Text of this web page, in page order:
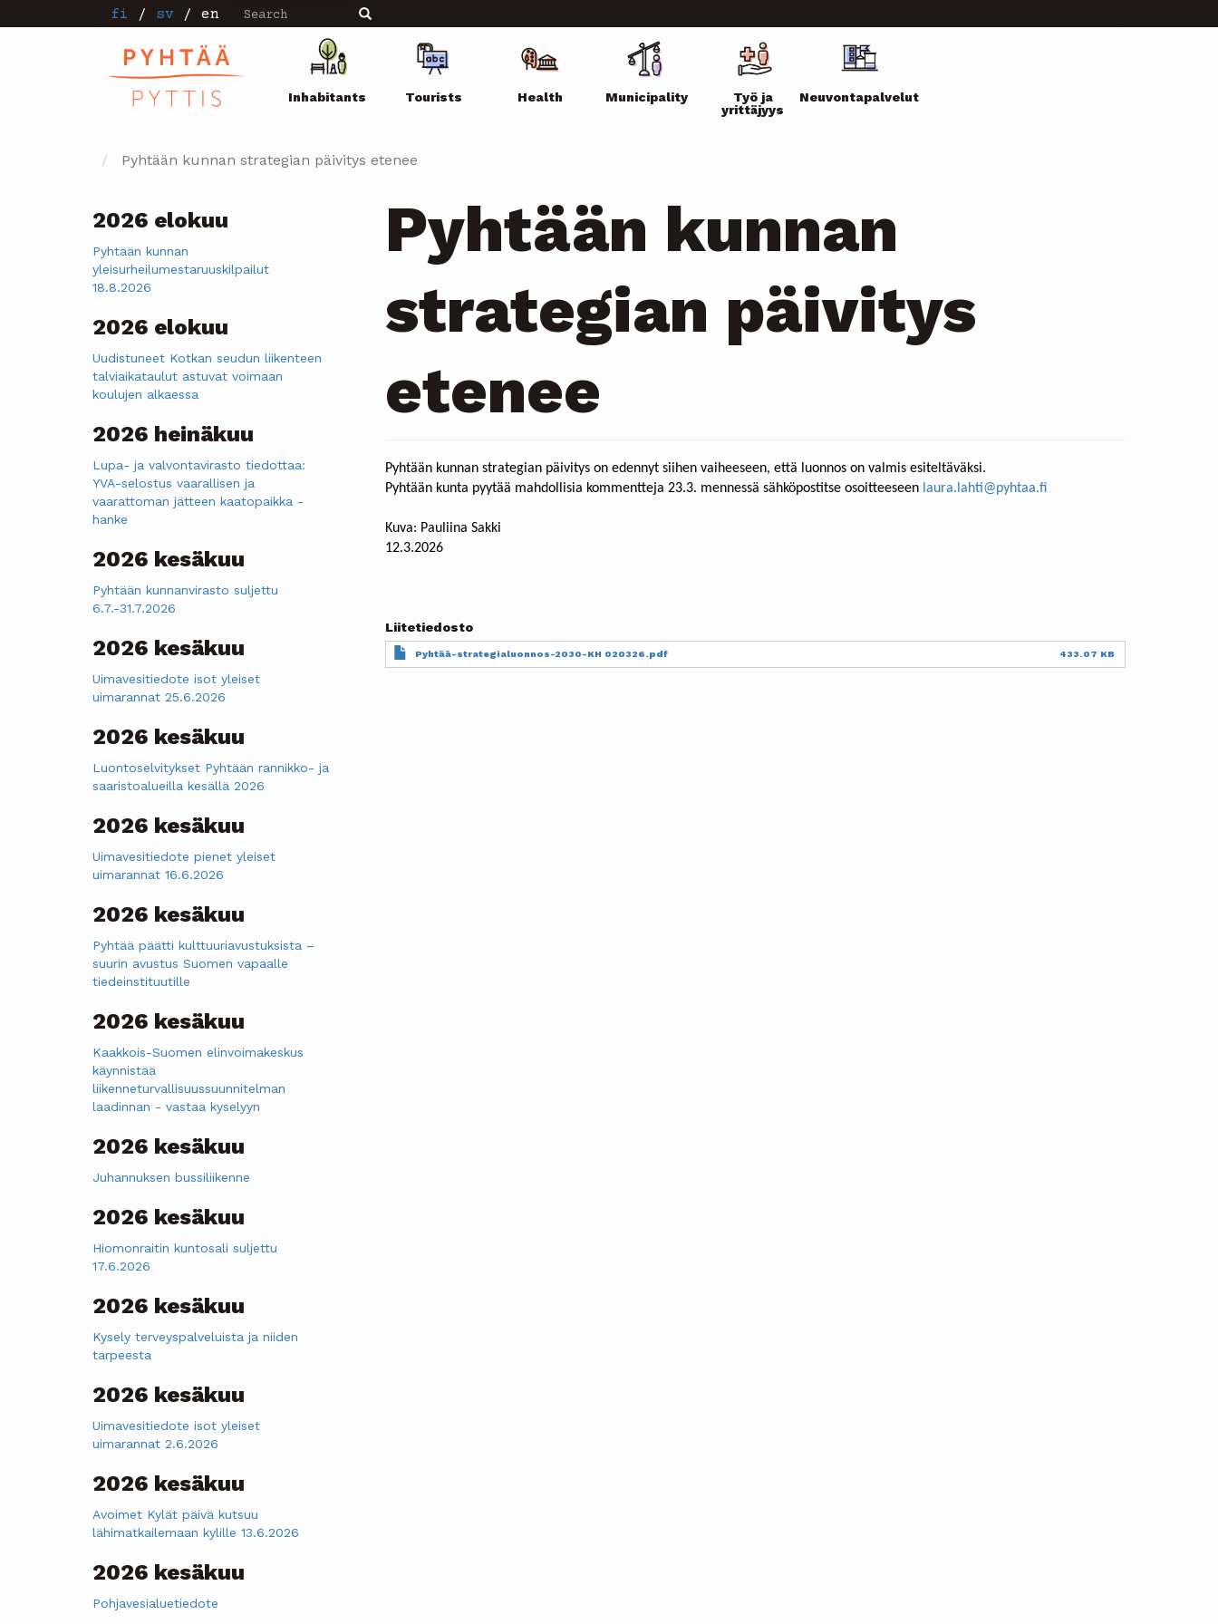
to
fi / sv / en Search Search
Päävalikko
Inhabitants Tourists Health Municipality
Työ ja
yrittäjyys
Neuvontapalvelut
Pyhtään kunnan strategian päivitys etenee
2026 elokuu
Pyhtään kunnan
yleisurheilumestaruuskilpailut
18.8.2026
2026 elokuu
Uudistuneet Kotkan seudun liikenteen
talviaikataulut astuvat voimaan
koulujen alkaessa
2026 heinäkuu
Lupa- ja valvontavirasto tiedottaa:
YVA-selostus vaarallisen ja
vaarattoman jätteen kaatopaikka -
hanke
2026 kesäkuu
Pyhtään kunnanvirasto suljettu
6.7.-31.7.2026
2026 kesäkuu
Uimavesitiedote isot yleiset
uimarannat 25.6.2026
2026 kesäkuu
Luontoselvitykset Pyhtään rannikko- ja
saaristoalueilla kesällä 2026
2026 kesäkuu
Uimavesitiedote pienet yleiset
uimarannat 16.6.2026
2026 kesäkuu
Pyhtää päätti kulttuuriavustuksista –
suurin avustus Suomen vapaalle
tiedeinstituutille
2026 kesäkuu
Kaakkois-Suomen elinvoimakeskus
käynnistää
liikenneturvallisuussuunnitelman
laadinnan - vastaa kyselyyn
2026 kesäkuu
Juhannuksen bussiliikenne
2026 kesäkuu
Hiomonraitin kuntosali suljettu
17.6.2026
2026 kesäkuu
Kysely terveyspalveluista ja niiden
tarpeesta
2026 kesäkuu
Uimavesitiedote isot yleiset
uimarannat 2.6.2026
2026 kesäkuu
Avoimet Kylät päivä kutsuu
lähimatkailemaan kylille 13.6.2026
2026 kesäkuu
Pohjavesialuetiedote
Pyhtään kunnan
strategian päivitys
etenee
Pyhtään kunnan strategian päivitys on edennyt siihen vaiheeseen, että luonnos on valmis esiteltäväksi.
Pyhtään kunta pyytää mahdollisia kommentteja 23.3. mennessä sähköpostitse osoitteeseen laura.lahti@pyhtaa.fi
Kuva: Pauliina Sakki
12.3.2026
Liitetiedosto
Document
Pyhtää-strategialuonnos-2030-KH 020326.pdf 433.07 KB